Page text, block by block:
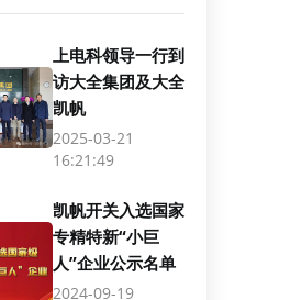
上电科领导一行到
访大全集团及大全
凯帆
2025-03-21
16:21:49
凯帆开关入选国家
专精特新“小巨
人”企业公示名单
2024-09-19